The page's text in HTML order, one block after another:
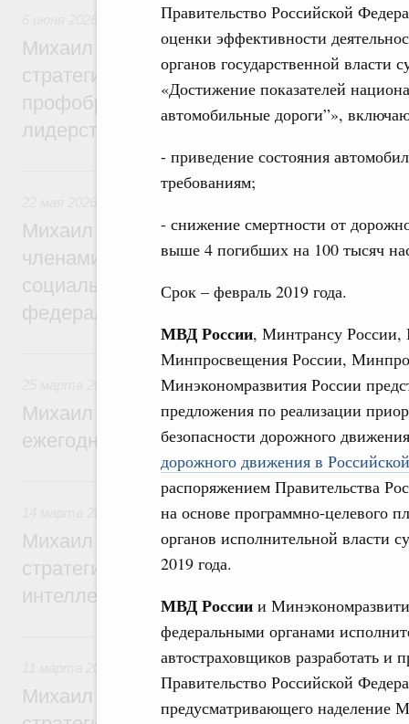
Правительство Российской
оценки эффективности
органов государственной власти
«Достижение показателей
автомобильные дороги”»,
- приведение состояния
требованиям;
- снижение смертности от
выше 4 погибших на 100 тысяч
Срок – февраль 2019 года.
МВД России, Минтрансу
Минпросвещения России,
Минэкономразвития России
предложения по реализации
безопасности дорожного
дорожного движения в
распоряжением Правительства
на основе программно-целевого
органов исполнительной власти
2019 года.
МВД России и
федеральными органами
автостраховщиков разработать и
Правительство Российской
предусматривающего наделение
Высшее, послевузовское и непрерывное
Михаил Мишустин дал поручения по
стратегической сессии по развитию
профобразования для достижения
лидерства
Михаил Мишустин дал поручения по
членами Правительственной комиссии
социально-экономического развития
федерального округа
25 марта, среда
Отчёты Правительства
Михаил Мишустин утвердил поручения
ежегодного отчёта Правительства в
14 марта, суббота
Интеллектуальная собственность
Михаил Мишустин дал поручения по
стратегической сессии, посвящённой
интеллектуальной собственности до
11 марта, среда
Регулирование в сфере торговли. Защита
Михаил Мишустин дал поручения по